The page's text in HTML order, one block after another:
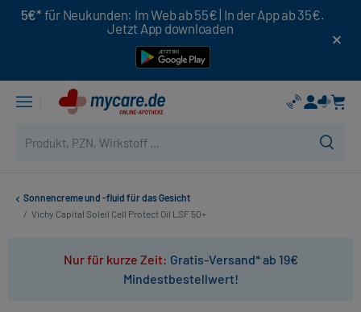
5€* für Neukunden: Im Web ab 55€ | In der App ab 35€.
Jetzt App downloaden
Sonnencreme und -fluid für das Gesicht
/ Vichy Capital Soleil Cell Protect Oil LSF 50+
Nur für kurze Zeit: Gratis-Versand* ab 19€
Mindestbestellwert!